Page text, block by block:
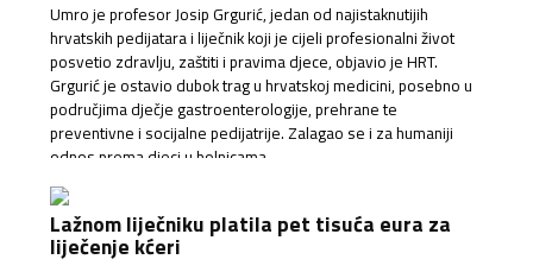
Umro je profesor Josip Grgurić, jedan od najistaknutijih
hrvatskih pedijatara i liječnik koji je cijeli profesionalni život
posvetio zdravlju, zaštiti i pravima djece, objavio je HRT.
Grgurić je ostavio dubok trag u hrvatskoj medicini, posebno u
područjima dječje gastroenterologije, prehrane te
preventivne i socijalne pedijatrije. Zalagao se i za humaniji
odnos prema djeci u bolnicama…
Lažnom liječniku platila pet tisuća eura za
liječenje kćeri